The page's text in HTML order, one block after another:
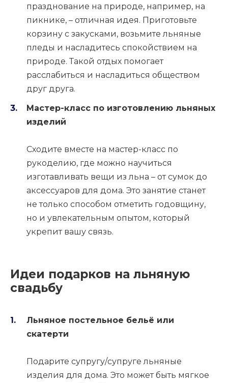
празднование на природе, например, на
пикнике, – отличная идея. Приготовьте
корзину с закусками, возьмите льняные
пледы и насладитесь спокойствием на
природе. Такой отдых помогает
расслабиться и насладиться обществом
друг друга.
Мастер-класс по изготовлению льняных
изделий
Сходите вместе на мастер-класс по
рукоделию, где можно научиться
изготавливать вещи из льна – от сумок до
аксессуаров для дома. Это занятие станет
не только способом отметить годовщину,
но и увлекательным опытом, который
укрепит вашу связь.
Идеи подарков на льняную
свадьбу
Льняное постельное бельё или
скатерти
Подарите супругу/супруге льняные
изделия для дома. Это может быть мягкое